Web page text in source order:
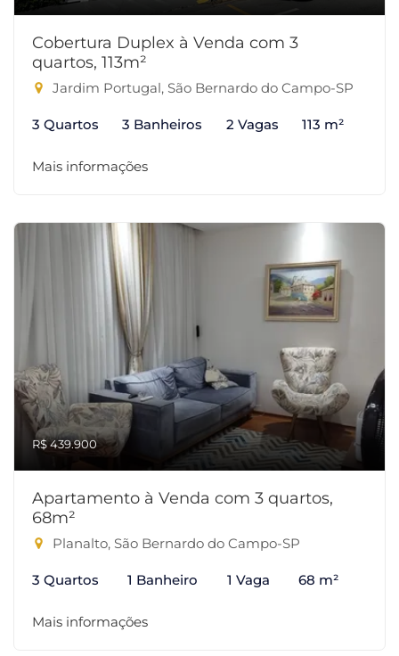
Cobertura Duplex à Venda com 3
quartos, 113m²
Jardim Portugal, São Bernardo do Campo-SP
3 Quartos 3 Banheiros 2 Vagas 113 m²
Mais informações
R$ 439.900
Apartamento à Venda com 3 quartos,
68m²
Planalto, São Bernardo do Campo-SP
3 Quartos 1 Banheiro 1 Vaga 68 m²
Mais informações